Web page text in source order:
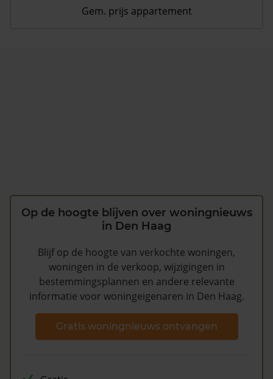
Gem. prijs appartement
Op de hoogte blijven over woningnieuws
in Den Haag
Blijf op de hoogte van verkochte woningen,
woningen in de verkoop, wijzigingen in
bestemmingsplannen en andere relevante
informatie voor woningeigenaren in Den Haag.
Gratis woningnieuws ontvangen